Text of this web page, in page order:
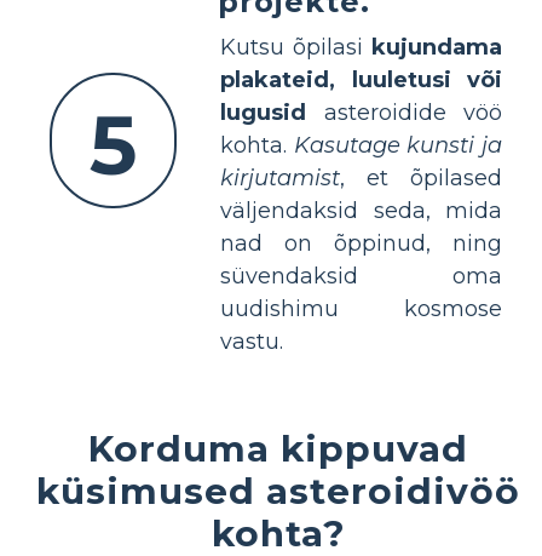
5
Kutsu õpilasi kujundama
plakateid, luuletusi või
lugusid
asteroidide vöö
kohta. Kasutage kunsti ja
kirjutamist, et õpilased
väljendaksid seda, mida
nad on õppinud, ning
süvendaksid oma
uudishimu kosmose
vastu.
Korduma kippuvad
küsimused asteroidivöö
kohta?